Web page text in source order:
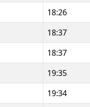
18:26
18:37
18:37
19:35
19:34